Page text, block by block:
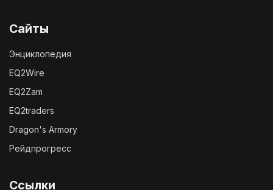
Сайты
Энциклопедия
EQ2Wire
EQ2Zam
EQ2traders
Dragon's Armory
Рейдпрогресс
Ссылки